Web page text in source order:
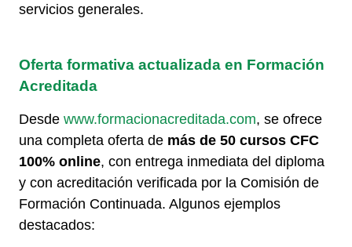
servicios generales.
Oferta formativa actualizada en Formación
Acreditada
Desde www.formacionacreditada.com, se ofrece
una completa oferta de más de 50 cursos CFC
100% online, con entrega inmediata del diploma
y con acreditación verificada por la Comisión de
Formación Continuada. Algunos ejemplos
destacados: